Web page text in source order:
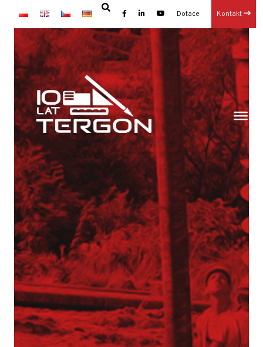
Dotace Kontakt
×
Hlavní
Články
Dotace
Hlavní-old
Kariéra
Kontakt
O nás
Náš tým
Strojový park
Realizace
Reference